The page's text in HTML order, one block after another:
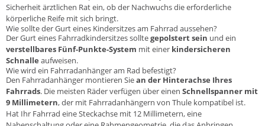
Sicherheit ärztlichen Rat ein, ob der Nachwuchs die erforderliche
körperliche Reife mit sich bringt.
Wie sollte der Gurt eines Kindersitzes am Fahrrad aussehen?
Der Gurt eines Fahrradkindersitzes solltegepolstert sein und ein
verstellbares Fünf-Punkte-System mit einer kindersicheren
Schnalle aufweisen.
Wie wird ein Fahrradanhänger am Rad befestigt?
Den Fahrradanhänger montieren Siean der Hinterachse Ihres
Fahrrads. Die meisten Räder verfügen über einen Schnellspanner mit
9 Millimetern, der mit Fahrradanhängern von Thule kompatibel ist.
Hat Ihr Fahrrad eine Steckachse mit 12 Millimetern, eine